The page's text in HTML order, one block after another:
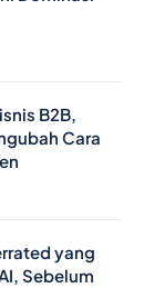
B2B,
Cara
yang
Sebelum